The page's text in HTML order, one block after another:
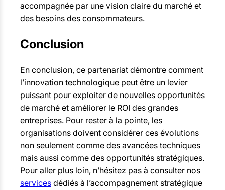
accompagnée par une vision claire du marché et
des besoins des consommateurs.
Conclusion
En conclusion, ce partenariat démontre comment
l’innovation technologique peut être un levier
puissant pour exploiter de nouvelles opportunités
de marché et améliorer le ROI des grandes
entreprises. Pour rester à la pointe, les
organisations doivent considérer ces évolutions
non seulement comme des avancées techniques
mais aussi comme des opportunités stratégiques.
Pour aller plus loin, n’hésitez pas à consulter nos
services dédiés à l’accompagnement stratégique